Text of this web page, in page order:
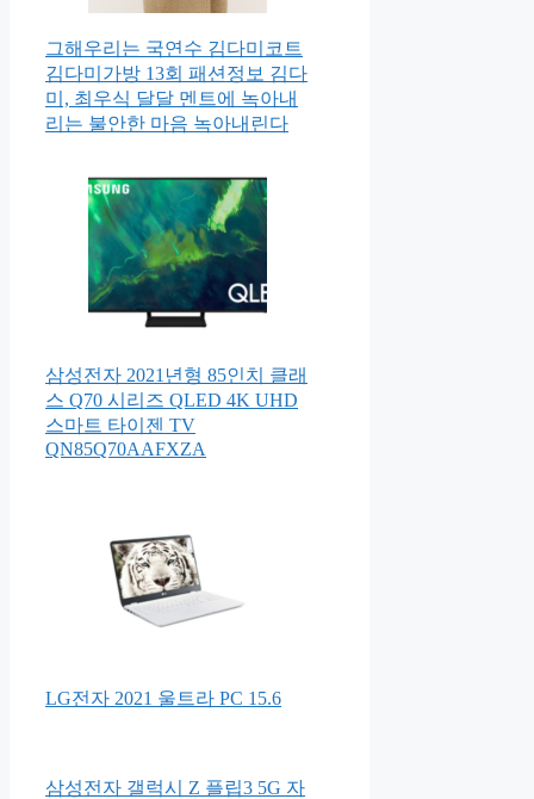
그해우리는 국연수 김다미코트
김다미가방 13회 패션정보 김다
미, 최우식 달달 멘트에 녹아내
리는 불안한 마음 녹아내린다
삼성전자 2021년형 85인치 클래
스 Q70 시리즈 QLED 4K UHD
스마트 타이젠 TV
QN85Q70AAFXZA
LG전자 2021 울트라 PC 15.6
삼성전자 갤럭시 Z 플립3 5G 자